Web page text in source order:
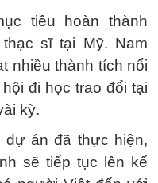
tiêu hoàn thành
sĩ tại Mỹ. Nam
nhiều thành tích nổi
đi học trao đổi tại
kỳ.
dự án đã thực hiện,
sẽ tiếp tục lên kế